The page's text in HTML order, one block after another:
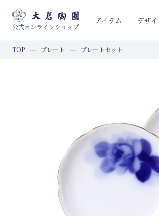
公式オンラインショップ
アイテム デザ
TOP プレート プレートセット